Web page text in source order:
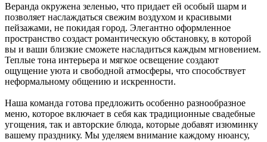
Веранда окружена зеленью, что придает ей особый шарм и
позволяет наслаждаться свежим воздухом и красивыми
пейзажами, не покидая город. Элегантно оформленное
пространство создаст романтическую обстановку, в которой
вы и ваши близкие сможете насладиться каждым мгновением.
Теплые тона интерьера и мягкое освещение создают
ощущение уюта и свободной атмосферы, что способствует
неформальному общению и искренности.
Наша команда готова предложить особенно разнообразное
меню, которое включает в себя как традиционные свадебные
угощения, так и авторские блюда, которые добавят изюминку
вашему празднику. Мы уделяем внимание каждому нюансу,